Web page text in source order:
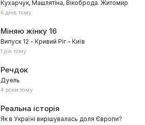
Кухарчук, Машлятіна, Вікоброда. Житомир
6 днів тому
Міняю жінку16
Випуск 12 - Кривий Ріг – Київ
1 рік тому
Речдок
Дуель
4 роки тому
Реальна історія
Як в Україні вирішувалась доля Європи?